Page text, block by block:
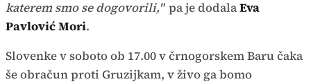
katerem smo se dogovorili," pa je dodalaEva
Pavlović Mori.
Slovenke v soboto ob 17.00 v črnogorskem Baru čaka
še obračun proti Gruzijkam, v živo ga bomo